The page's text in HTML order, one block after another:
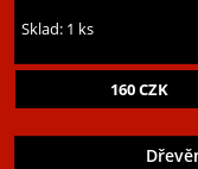
Sklad: 1 ks
160CZK